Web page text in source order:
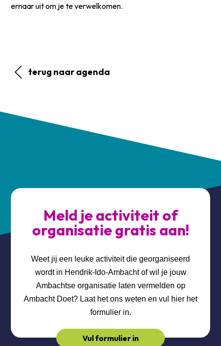
ernaar uit om je te verwelkomen.
terug naar agenda
Meld je activiteit of
organisatie gratis aan!
Weet jij een leuke activiteit die georganiseerd
wordt in Hendrik-Ido-Ambacht of wil je jouw
Ambachtse organisatie laten vermelden op
Ambacht Doet? Laat het ons weten en vul hier het
formulier in.
Vul formulier in